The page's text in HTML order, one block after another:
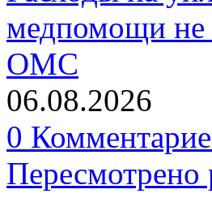
медпомощи не
ОМС
06.08.2026
0